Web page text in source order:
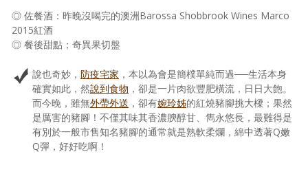
◎ 佐餐酒：昨晚沒喝完的澳洲Barossa Shobbrook Wines Marco
2015紅酒
◎ 餐後甜點；奇異果切盤
說也奇妙， 防疫宅家 ，本以為會是簡樸單純而過──生活本身
確實如此，然說到食物 ，卻是一片肉欲豐肥橫流，日日大飽。
而今晚，雖無外帶外送 ，卻有婉玲姊的紅燒豬腳挑大樑；果然
是厲害的豬腳！不僅其味其香濃腴醇甘、雋永悠長，最難得是
有別於一般市售知名豬腳的通常就是熟軟柔爛，綿中透著Q嫩
Q彈，好好吃啊！